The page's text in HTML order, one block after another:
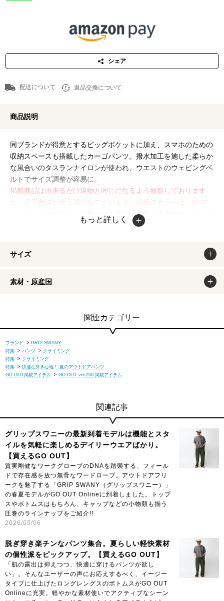
シェア
配送について 返品交換について
商品説明
同ブランドが得意とするビッグポケットに加え、スマホのための
収納スペースも搭載したカーゴパンツ。撥水加工を施した柔らか
な風合いのタスランナイロンが使われ、ウエストのウェビングベ
ルトでサイズ調整が容易に。
掲載商品は出来るだけ現物と同じになるよう撮影しております
が、若干色味が違う場合もございます。商品のカラーは、PCデ
ィスプレイの性質上、実際の色と異なって見える場合がございま
すので予めご了承ください。
もっと詳しく
サイズ
素材・原産国
関連カテゴリー
ブランド > GRIP SWANY
特集 > パンツ > クライミング
特集 > クライミング
特集 > 快適な穿き心地！ 夏のアウトドアパンツ
GO OUT掲載アイテム
> GO OUT vol.200 掲載アイテム
関連記事
グリップスワニーの最新到着モデルは機能とスタ
イルを気軽に楽しめるデイリーウエアばかり。
【買えるGO OUT】
質実剛健なワークグローブのDNAを踏襲する、フィール
ドで存在感を放つ無骨なワードローブ。アウトドアフリ
ークを魅了する「GRIP SWANY（グリップスワニー）」
の春夏モデルがGO OUT Onlineに到着しました。トップ
スやボトムスはもちろん、キャップなどの小物類も揃う
圧巻のラインナップをご紹介!!
2026/05/06
脱ぎ穿き楽チンなパンツ集合。夏らしい軽快素材
の個性派をピックアップ。【買えるGO OUT】
「肌の露出は抑えつつ、快適に穿けるパンツが欲し
い」。そんなユーザーの声にお応えするべく、イージー
タイプに仕上げたロングレングスのボトムスがGO OUT
Onlineに充実。軽やかな素材使いでアクティブなシーン